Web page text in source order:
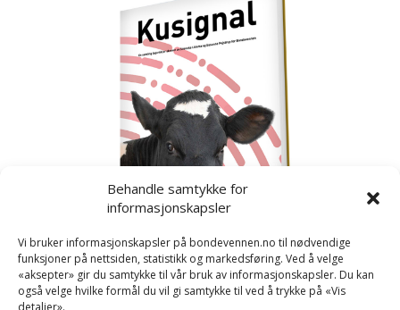
Behandle samtykke for
informasjonskapsler
Vi bruker informasjonskapsler på bondevennen.no til nødvendige
funksjoner på nettsiden, statistikk og markedsføring. Ved å velge
«aksepter» gir du samtykke til vår bruk av informasjonskapsler. Du kan
også velge hvilke formål du vil gi samtykke til ved å trykke på «Vis
detaljer».